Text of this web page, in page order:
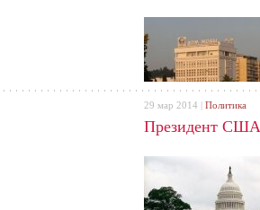
Президент США
29 мар 2014 | Политика